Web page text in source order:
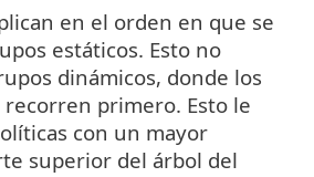
en el orden en que se
estáticos. Esto no
dinámicos, donde los
primero. Esto le
con un mayor
superior del árbol del